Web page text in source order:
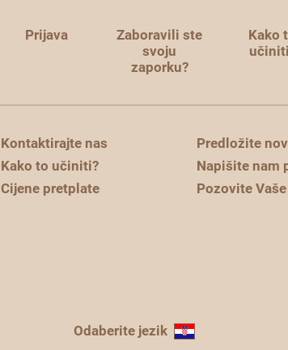
Prijava
Zaboravili ste
svoju
zaporku?
Kako
Kontaktirajte nas
Kako to učiniti?
Cijene pretplate
Predložite
Napišite nam
Pozovite
Odaberite jezik